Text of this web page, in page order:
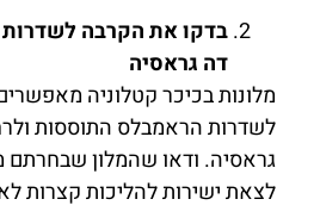
בדקו את הקרבה
דה גראסיה
מלונות בכיכר קטלוניה
לשדרות הראמבלס התוססות
גראסיה. ודאו שהמלון שבחרתם
לצאת ישירות להליכות קצרות